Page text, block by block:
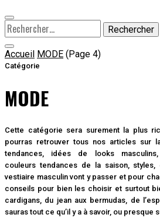
Rechercher :
Accueil MODE (Page 4)
Catégorie
MODE
Cette catégorie sera surement la plus
pourras retrouver tous nos articles sur
tendances, idées de looks masculins,
couleurs tendances de la saison,
vestiaire masculin vont y passer et pour
conseils pour bien les choisir et surtout
cardigans, du jean aux bermudas, de
sauras tout ce qu’il y a à savoir, ou presque